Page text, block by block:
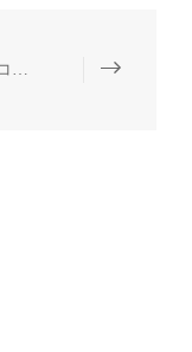
人事コンプライアンス及び規則の整備